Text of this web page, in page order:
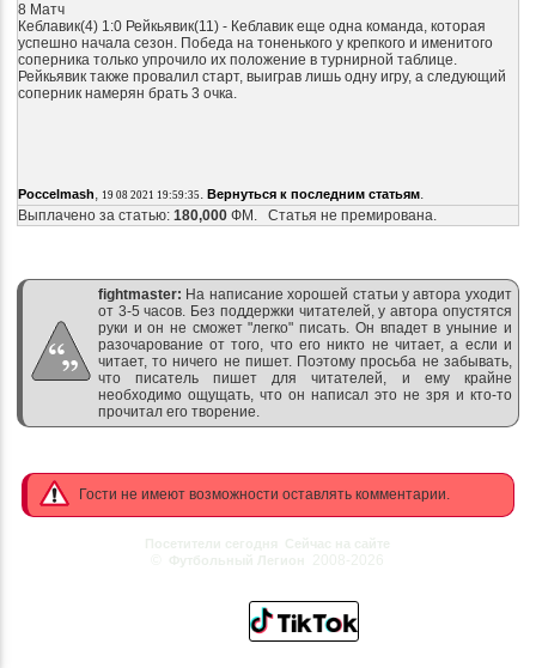
8 Матч
Кеблавик(4) 1:0 Рейкьявик(11) - Кеблавик еще одна команда, которая
успешно начала сезон. Победа на тоненького у крепкого и именитого
соперника только упрочило их положение в турнирной таблице.
Рейкьявик также провалил старт, выиграв лишь одну игру, а следующий
соперник намерян брать 3 очка.
Poccelmash, 19 08 2021 19:59:35 . Вернуться к последним статьям.
Выплачено за статью: 180,000ФМ. Статья не премирована.
fightmaster: На написание хорошей статьи у автора уходит
от 3-5 часов. Без поддержки читателей, у автора опустятся
руки и он не сможет "легко" писать. Он впадет в уныние и
разочарование от того, что его никто не читает, а если и
читает, то ничего не пишет. Поэтому просьба не забывать,
что писатель пишет для читателей, и ему крайне
необходимо ощущать, что он написал это не зря и кто-то
прочитал его творение.
Гости не имеют возможности оставлять комментарии.